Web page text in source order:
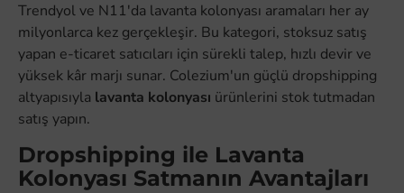
Trendyol ve N11'da lavanta kolonyası aramaları her ay
milyonlarca kez gerçekleşir. Bu kategori, stoksuz satış
yapan e-ticaret satıcıları için sürekli talep, hızlı devir ve
yüksek kâr marjı sunar. Colezium'un güçlü dropshipping
altyapısıyla lavanta kolonyası ürünlerini stok tutmadan
satış yapın.
Dropshipping ile Lavanta
Kolonyası Satmanın Avantajları